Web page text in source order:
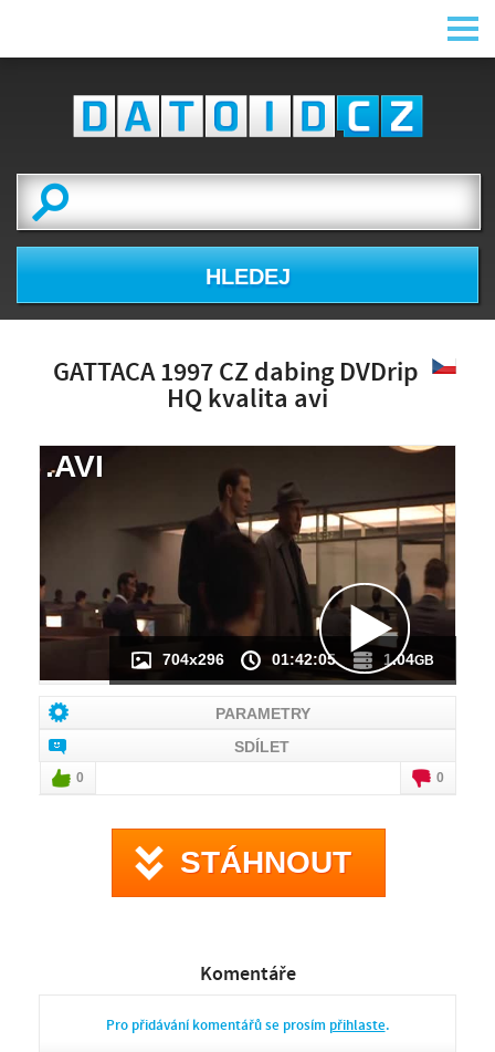
HLEDEJ
GATTACA 1997 CZ dabing DVDrip
HQ kvalita avi
NÁHLED VIDEA
NENÍ K DISPOZICI
704x296 01:42:05 1.04GB
.AVI
PARAMETRY
SDÍLET
0 0
STÁHNOUT
Komentáře
Pro přidávání komentářů se prosím přihlaste.